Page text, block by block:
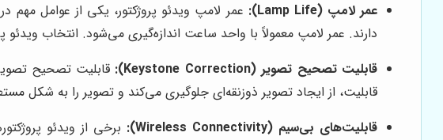
عمر لامپ (Lamp Life):
عمر لامپ ویدئو پروژکتور، یکی از عوامل
دارند. عمر لامپ معمولاً با واحد ساعت اندازه‌گیری می‌شود. انتخاب ویدئو
قابلیت تصحیح تصویر (Keystone Correction):
قابلیت تصحیح
قابلیت، از ایجاد تصویر ذوزنقه‌ای جلوگیری می‌کند و تصویر را به شکل
قابلیت‌های بی‌سیم (Wireless Connectivity):